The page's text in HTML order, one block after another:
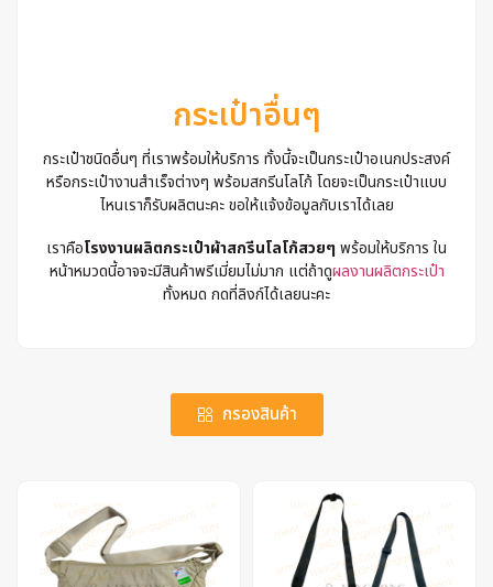
กระเป๋าอื่นๆ
กระเป๋าชนิดอื่นๆ ที่เราพร้อมให้บริการ ทั้งนี้จะเป็นกระเป๋าอเนกประสงค์
หรือกระเป๋างานสำเร็จต่างๆ พร้อมสกรีนโลโก้ โดยจะเป็นกระเป๋าแบบ
ไหนเราก็รับผลิตนะคะ ขอให้แจ้งข้อมูลกับเราได้เลย
เราคือโรงงานผลิตกระเป๋าผ้าสกรีนโลโก้สวยๆ พร้อมให้บริการ ใน
หน้าหมวดนี้อาจจะมีสินค้าพรีเมี่ยมไม่มาก แต่ถ้าดูผลงานผลิตกระเป๋า
ทั้งหมด กดที่ลิงก์ได้เลยนะคะ
กรองสินค้า